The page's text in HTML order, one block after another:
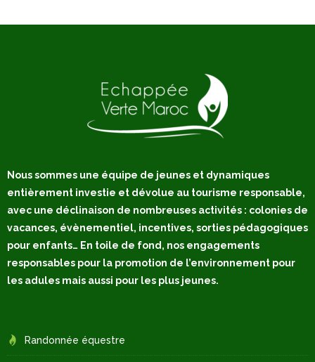
Nous sommes une équipe de jeunes et dynamiques
entièrement investie et dévolue au tourisme responsable,
avec une déclinaison de nombreuses activités : colonies de
vacances, évènementiel, incentives, sorties pédagogiques
pour enfants… En toile de fond, nos engagements
responsables pour la promotion de l’environnement pour
les adules mais aussi pour les plus jeunes.
Randonnée équestre